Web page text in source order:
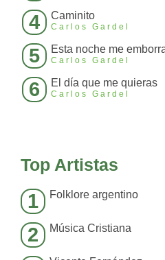
4 Caminito
Carlos Gardel
5 Esta noche me
Carlos Gardel
6 El día que me quieras
Carlos Gardel
Top Artistas
1 Folklore argentino
2 Música Cristiana